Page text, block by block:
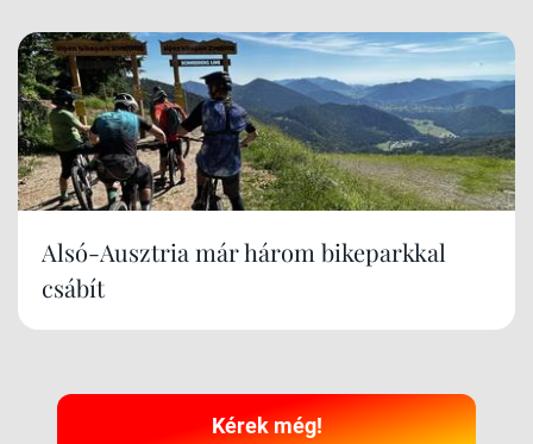
Alsó-Ausztria már három bikeparkkal
csábít
Kérek még!